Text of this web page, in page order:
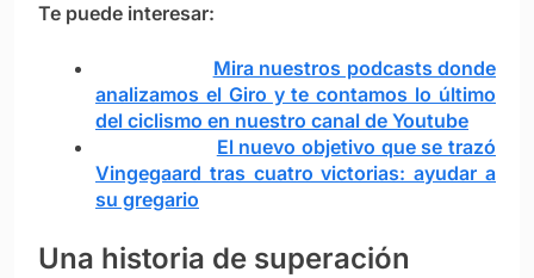
Te puede interesar:
Mira nuestros podcasts donde
analizamos el Giro y te contamos lo último
del ciclismo en nuestro canal de Youtube
El nuevo objetivo que se trazó
Vingegaard tras cuatro victorias: ayudar a
su gregario
Una historia de superación